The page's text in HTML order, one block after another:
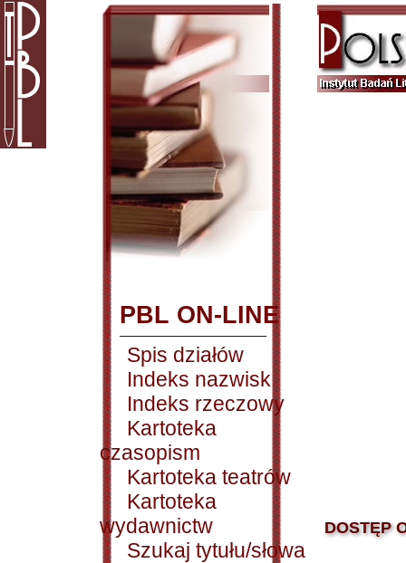
PBL ON-LINE
Spis działów
Indeks nazwisk
Indeks rzeczowy
Kartoteka
czasopism
Kartoteka teatrów
Kartoteka
wydawnictw
Szukaj tytułu/słowa
DOSTĘP